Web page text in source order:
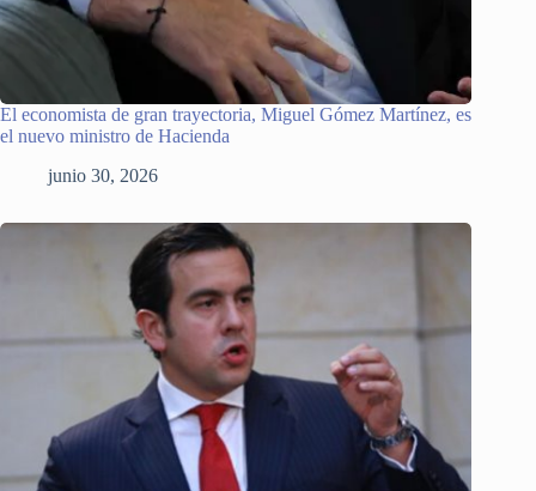
El economista de gran trayectoria, Miguel Gómez Martínez, es
el nuevo ministro de Hacienda
junio 30, 2026